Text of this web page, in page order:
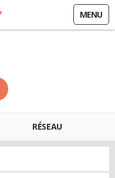
MENU
RÉSEAU